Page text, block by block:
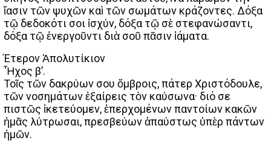
ἴασιν τῶν ψυχῶν καὶ τῶν σωμάτων κράζοντες. Δόξα
τῷ δεδοκότι σοι ἰσχύν, δόξα τῷ σὲ στεφανώσαντι,
δόξα τῷ ἐνεργοῦντι διὰ σοῦ πᾶσιν ἰάματα.
Έτερον Ἀπολυτίκιον
Ἦχος β’.
Τοῖς τῶν δακρύων σου ὄμβροις, πάτερ Χριστόδουλε,
τῶν νοσημάτων ἐξαίρεις τὸν καύσωνα· διό σε
πιστῶς ἱκετεύομεν, ἑπερχομένων παντοίων κακῶν
ἡμᾶς λύτρωσαι, πρεσβεύων ἀπαύστως ὑπὲρ πάντων
ἡμῶν.